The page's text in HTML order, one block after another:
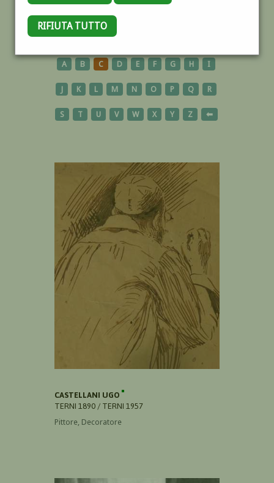
RIFIUTA TUTTO
AUTORI
A B C D E F G H I
J K L M N O P Q R
S T U V W X Y Z ⬅
CASTELLANI UGO
TERNI 1890 / TERNI 1957
Pittore, Decoratore